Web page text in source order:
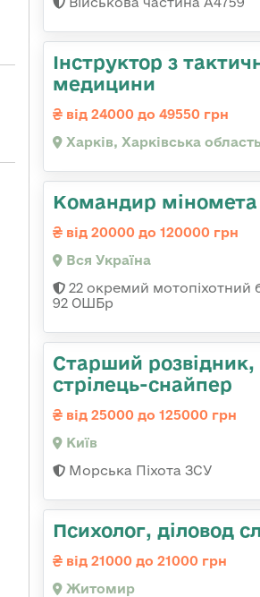
Інструктор з
медицини
від 24000 до 49550 грн
Харків, Харківська
Командир міномета
від 20000 до 120000 грн
Вся Україна
22 окремий мотопіхотний
92 ОШБр
Стаpший pозвідник,
стрілець-снайпеp
від 25000 до 125000 грн
Київ
Морська Піхота ЗСУ
Психолог, діловод
від 21000 до 21000 грн
Житомир